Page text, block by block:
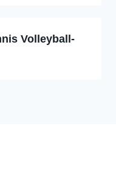
Volleyball-